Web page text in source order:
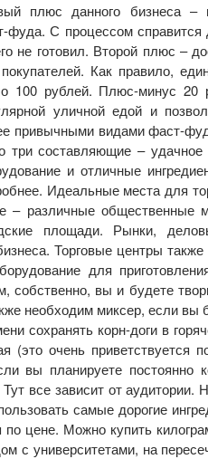
плюс данного бизнеса –
фуда. С процессом справится
не готовил. Второй плюс –
Как правило,
100 рублей. Плюс-минус 20
уличной едой и
привычными видами фаст-
три составляющие –
и отличные
Идеальные места для
– различные общественные
площади. Рынки,
Торговые центры
для
вы и будете
необходим миксер, если вы
сохранять корн-доги в
очень приветствуется
вы планируете постоянно
все зависит от аудитории.
самые дорогие
цене. Можно купить
с университетами, на